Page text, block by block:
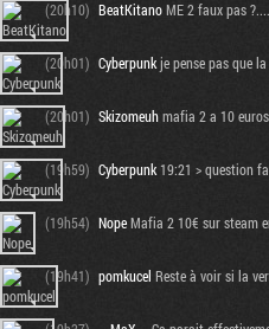
(20h10) BeatKitanoME 2 faux pas
(20h01) Cyberpunkje pense pas que
(20h01) Skizomeuhmafia 2 a 10
(19h59) Cyberpunk19:21 > question
(19h54) NopeMafia 2 10€ sur steam
(19h41) pomkucel Reste à voir si la